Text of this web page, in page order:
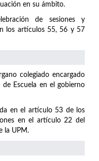
en su ámbito.
de sesiones y
los artículos 55, 56 y 57
colegiado encargado
Escuela en el gobierno
en el artículo 53 de los
en el artículo 22 del
la UPM.